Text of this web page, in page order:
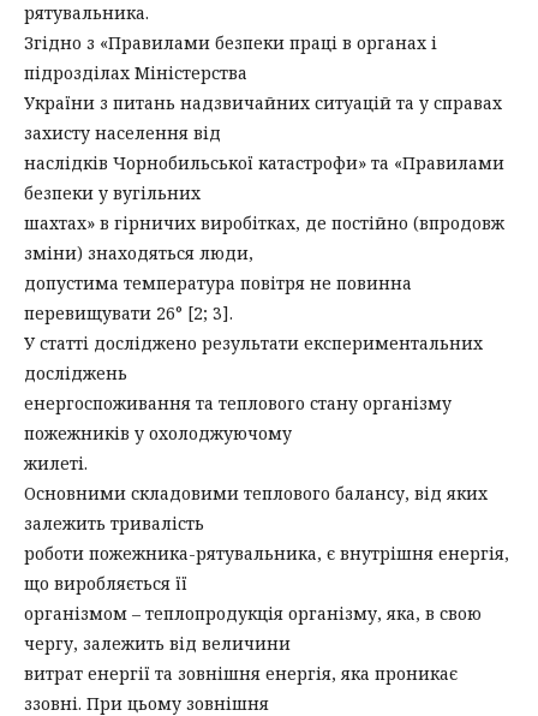
рятувальника.
Згідно з «Правилами безпеки праці в органах і
підрозділах Міністерства
України з питань надзвичайних ситуацій та у справах
захисту населення від
наслідків Чорнобильської катастрофи» та «Правилами
безпеки у вугільних
шахтах» в гірничих виробітках, де постійно (впродовж
зміни) знаходяться люди,
допустима температура повітря не повинна
перевищувати 26° [2; 3].
У статті досліджено результати експериментальних
досліджень
енергоспоживання та теплового стану організму
пожежників у охолоджуючому
жилеті.
Основними складовими теплового балансу, від яких
залежить тривалість
роботи пожежника-рятувальника, є внутрішня енергія,
що виробляється її
організмом – теплопродукція організму, яка, в свою
чергу, залежить від величини
витрат енергії та зовнішня енергія, яка проникає
ззовні. При цьому зовнішня